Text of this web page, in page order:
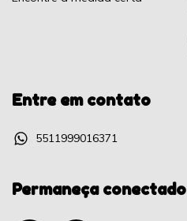
Entre em contato
5511999016371
Permaneça conectado